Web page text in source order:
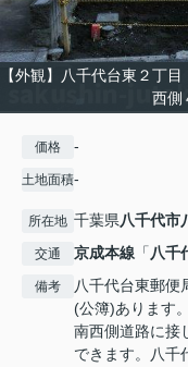
【外観】八千代台東２
西側
価格 -
土地面積-
所在地 千葉県八千代市
交通 京成本線 「八千
備考
八千代台東郵便
(公簿)あります
南西側道路に接
できます。八千